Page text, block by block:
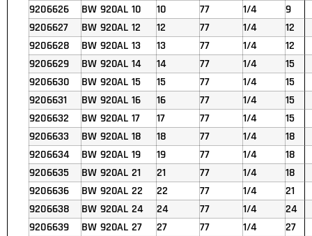
9206626
BW 920AL 10 10 77 1/4
9
9206627
BW 920AL 12 12 77 1/4
12
9206628
BW 920AL 13 13 77 1/4
12
9206629
BW 920AL 14 14 77 1/4
15
9206630
BW 920AL 15 15 77 1/4
15
9206631
BW 920AL 16 16 77 1/4
15
9206632
BW 920AL 17 17 77 1/4
15
9206633
BW 920AL 18 18 77 1/4
18
9206634
BW 920AL 19 19 77 1/4
18
9206635
BW 920AL 21 21 77 1/4
18
9206636
BW 920AL 22 22 77 1/4
21
9206638
BW 920AL 24 24 77 1/4
24
9206639
BW 920AL 27 27 77 1/4
27